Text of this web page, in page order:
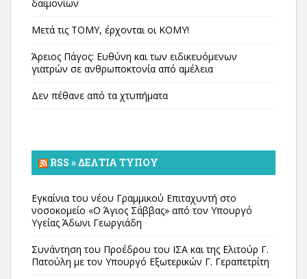
δαιμονίων
Μετά τις ΤΟΜΥ, έρχονται οι ΚΟΜΥ!
Άρειος Πάγος: Ευθύνη και των ειδικευόμενων
γιατρών σε ανθρωποκτονία από αμέλεια
Δεν πέθανε από τα χτυπήματα
RSS » ΔΕΛΤΊΑ ΤΎΠΟΥ
Εγκαίνια του νέου Γραμμικού Επιταχυντή στο
νοσοκομείο «Ο Άγιος Σάββας» από τον Υπουργό
Υγείας Άδωνι Γεωργιάδη
Συνάντηση του Προέδρου του ΙΣΑ και της Ελιτούρ Γ.
Πατούλη με τον Υπουργό Εξωτερικών Γ. Γεραπετρίτη